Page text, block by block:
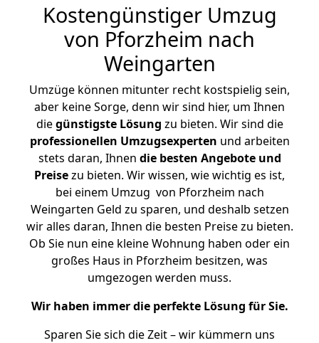
Kostengünstiger Umzug
von Pforzheim nach
Weingarten
Umzüge können mitunter recht kostspielig sein,
aber keine Sorge, denn wir sind hier, um Ihnen
diegünstigste Lösung zu bieten. Wir sind die
professionellen Umzugsexperten und arbeiten
stets daran, Ihnen die besten Angebote und
Preisezu bieten. Wir wissen, wie wichtig es ist,
bei einem Umzug von Pforzheim nach
Weingarten Geld zu sparen, und deshalb setzen
wir alles daran, Ihnen die besten Preise zu bieten.
Ob Sie nun eine kleine Wohnung haben oder ein
großes Haus in Pforzheim besitzen, was
umgezogen werden muss.
Wir haben immer die perfekte Lösung für Sie.
Sparen Sie sich die Zeit – wir kümmern uns